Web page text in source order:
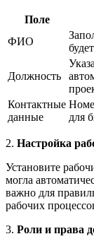
Поле
ФИО
Должность
Контактные
данные
для
2. Настройка
Установите
могла
важно для
рабочих
3. Роли и права